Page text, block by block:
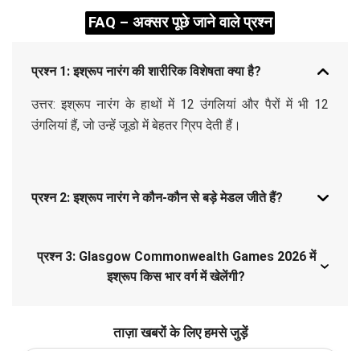
FAQ – अक्सर पूछे जाने वाले प्रश्न
प्रश्न 1: इश्रूप नारंग की शारीरिक विशेषता क्या है?
उत्तर: इश्रूप नारंग के हाथों में 12 उंगलियां और पैरों में भी 12
उंगलियां हैं, जो उन्हें जूडो में बेहतर ग्रिप देती हैं।
प्रश्न 2: इश्रूप नारंग ने कौन-कौन से बड़े मेडल जीते हैं?
प्रश्न 3: Glasgow Commonwealth Games 2026 में
इश्रूप किस भार वर्ग में खेलेंगी?
ताज़ा खबरों के लिए हमसे जुड़ें